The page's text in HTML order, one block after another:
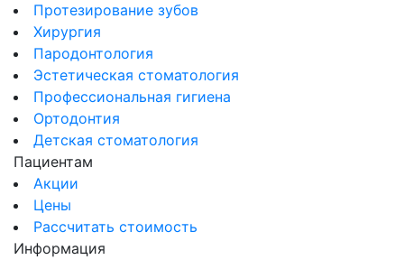
Протезирование зубов
Хирургия
Пародонтология
Эстетическая стоматология
Профессиональная гигиена
Ортодонтия
Детская стоматология
Пациентам
Акции
Цены
Рассчитать стоимость
Информация